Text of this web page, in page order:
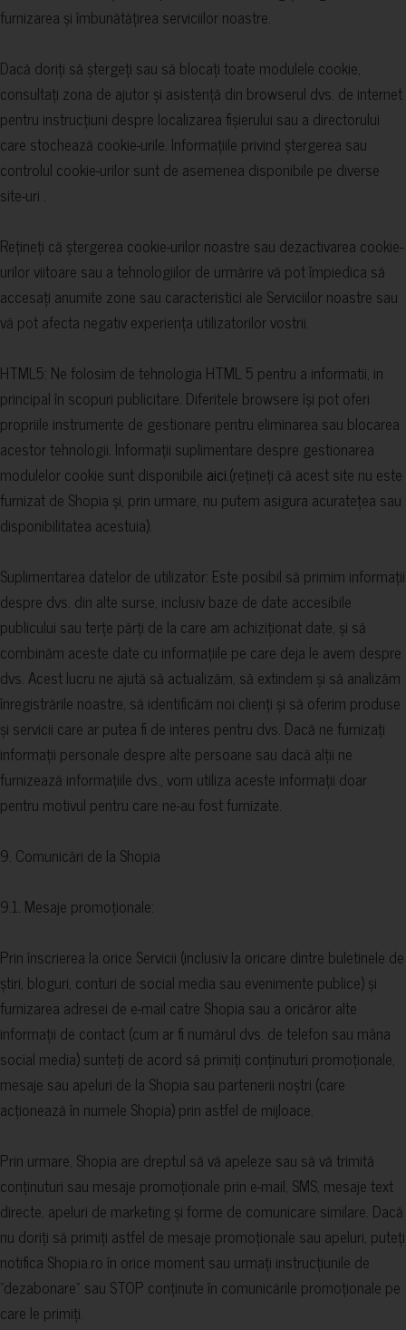
furnizarea și îmbunătățirea serviciilor noastre.
Dacă doriți să ștergeți sau să blocați toate modulele cookie,
consultați zona de ajutor și asistență din browserul dvs. de internet
pentru instrucțiuni despre localizarea fișierului sau a directorului
care stochează cookie-urile. Informațiile privind ștergerea sau
controlul cookie-urilor sunt de asemenea disponibile pe diverse
site-uri .
Rețineți că ștergerea cookie-urilor noastre sau dezactivarea cookie-
urilor viitoare sau a tehnologiilor de urmărire vă pot împiedica să
accesați anumite zone sau caracteristici ale Serviciilor noastre sau
vă pot afecta negativ experiența utilizatorilor vostrii.
HTML5: Ne folosim de tehnologia HTML 5 pentru a informatii, in
principal în scopuri publicitare. Diferitele browsere își pot oferi
propriile instrumente de gestionare pentru eliminarea sau blocarea
acestor tehnologii. Informații suplimentare despre gestionarea
modulelor cookie sunt disponibile aici.(rețineți că acest site nu este
furnizat de Shopia și, prin urmare, nu putem asigura acuratețea sau
disponibilitatea acestuia).
Suplimentarea datelor de utilizator: Este posibil să primim informații
despre dvs. din alte surse, inclusiv baze de date accesibile
publicului sau terțe părți de la care am achiziționat date, și să
combinăm aceste date cu informațiile pe care deja le avem despre
dvs. Acest lucru ne ajută să actualizăm, să extindem și să analizăm
înregistrările noastre, să identificăm noi clienți și să oferim produse
și servicii care ar putea fi de interes pentru dvs. Dacă ne furnizați
informații personale despre alte persoane sau dacă alții ne
furnizează informațiile dvs., vom utiliza aceste informații doar
pentru motivul pentru care ne-au fost furnizate.
9. Comunicări de la Shopia
9.1. Mesaje promoționale:
Prin înscrierea la orice Servicii (inclusiv la oricare dintre buletinele de
știri, bloguri, conturi de social media sau evenimente publice) și
furnizarea adresei de e-mail catre Shopia sau a oricăror alte
informații de contact (cum ar fi numărul dvs. de telefon sau mâna
social media) sunteți de acord să primiți conținuturi promoționale,
mesaje sau apeluri de la Shopia sau partenerii noștri (care
acționează în numele Shopia) prin astfel de mijloace.
Prin urmare, Shopia are dreptul să vă apeleze sau să vă trimită
conținuturi sau mesaje promoționale prin e-mail, SMS, mesaje text
directe, apeluri de marketing și forme de comunicare similare. Dacă
nu doriți să primiți astfel de mesaje promoționale sau apeluri, puteți
notifica Shopia.ro în orice moment sau urmați instrucțiunile de
"dezabonare" sau STOP conținute în comunicările promoționale pe
care le primiți.